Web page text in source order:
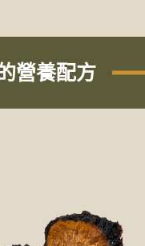
營養配方